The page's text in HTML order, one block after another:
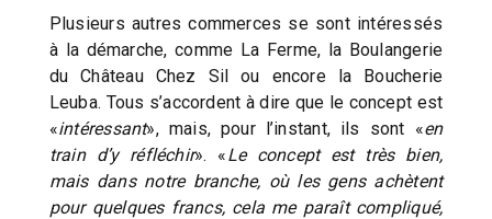
Plusieurs autres commerces se sont intéressés
à la démarche, comme La Ferme, la Boulangerie
du Château Chez Sil ou encore la Boucherie
Leuba. Tous s’accordent à dire que le concept est
«intéressant», mais, pour l’instant, ils sont «en
train d’y réfléchir». «Le concept est très bien,
mais dans notre branche, où les gens achètent
pour quelques francs, cela me paraît compliqué,